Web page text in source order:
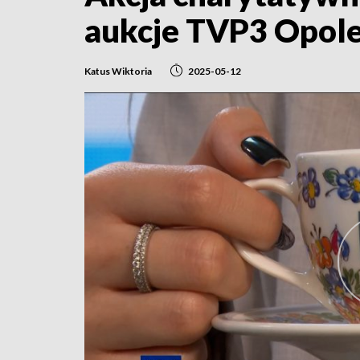
aukcje TVP3
Katus Wiktoria 2025-05-12